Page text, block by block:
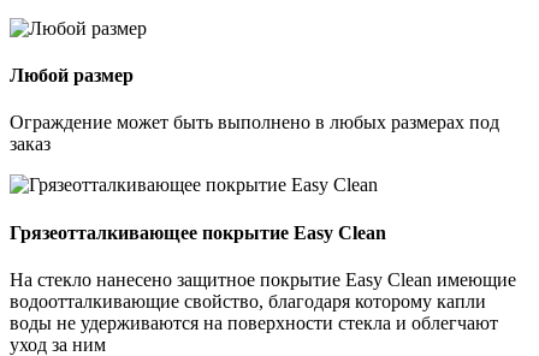
Любой размер
Ограждение может быть выполнено в любых размерах под
заказ
Грязеотталкивающее покрытие Easy Clean
На стекло нанесено защитное покрытие Easy Clean имеющие
водоотталкивающие свойство, благодаря которому капли
воды не удерживаются на поверхности стекла и облегчают
уход за ним